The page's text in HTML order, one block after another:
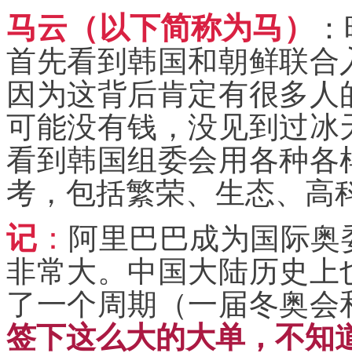
马云（以下简称为马）
首先看到韩国和朝鲜联
因为这背后肯定有很多
可能没有钱，没见到过
看到韩国组委会用各种
考，包括繁荣、生态、高
记 ： 阿里巴巴成为国际
非常大。中国大陆历史
了一个周期（一届冬奥
签下这么大的大单，不知